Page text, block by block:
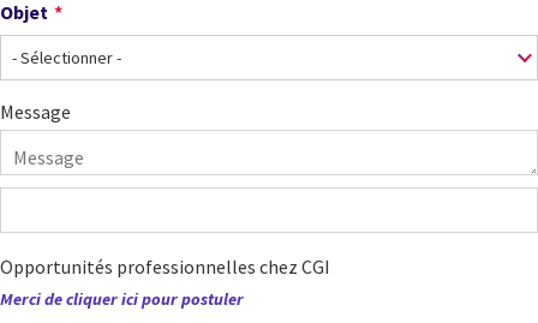
Objet
Objet
Message
Opportunités professionnelles chez CGI
Merci de cliquer ici pour postuler